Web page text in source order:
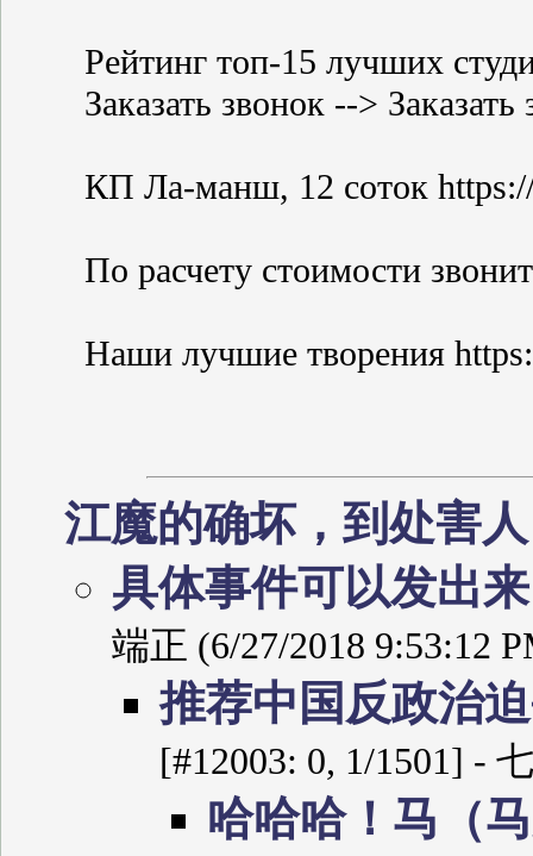
Рейтинг топ-15 лучших
Заказать звонок -->
КП Ла-манш, 12 соток
По расчету стоимости
Наши лучшие творения
江魔的确坏，到处害
具体事件可以发出
端正 (6/27/2018 9:53:12
推荐中国反政治
[#12003: 0, 1/1501] -
哈哈哈！马（